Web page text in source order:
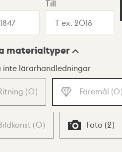
Karta
Till
materialtyper
inte lärarhandledningar
(0) Föremål (0)
(0) Foto (2)